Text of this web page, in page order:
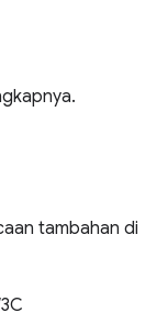
tambahan di